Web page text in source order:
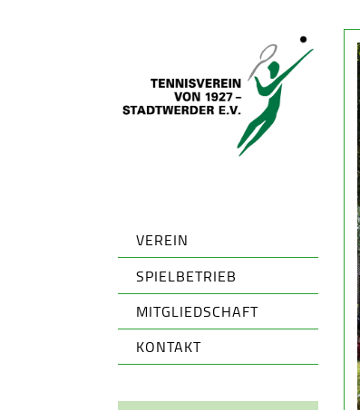
VEREIN
SPIELBETRIEB
MITGLIEDSCHAFT
KONTAKT